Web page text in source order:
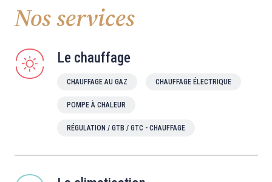
Nos services
Le chauffage
CHAUFFAGE AU GAZ CHAUFFAGE ÉLECTRIQUE
POMPE À CHALEUR
RÉGULATION / GTB / GTC - CHAUFFAGE